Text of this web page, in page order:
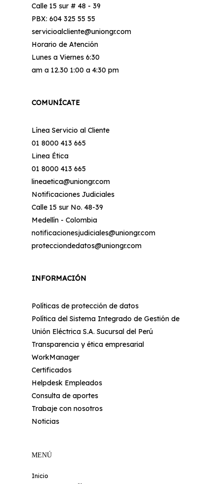
Calle 15 sur # 48 - 39
PBX: 604 325 55 55
servicioalcliente@uniongr.com
Horario de Atención
Lunes a Viernes 6:30
am a 12.30 1:00 a 4:30 pm
COMUNÍCATE
Línea Servicio al Cliente
01 8000 413 665
Linea Ética
01 8000 413 665
lineaetica@uniongr.com
Notificaciones Judiciales
Calle 15 sur No. 48-39
Medellín - Colombia
notificacionesjudiciales@uniongr.com
protecciondedatos@uniongr.com
INFORMACIÓN
Políticas de protección de datos
Política del Sistema Integrado de Gestión de
Unión Eléctrica S.A. Sucursal del Perú
Transparencia y ética empresarial
WorkManager
Certificados
Helpdesk Empleados
Consulta de aportes
Trabaje con nosotros
Noticias
MENÚ
Inicio